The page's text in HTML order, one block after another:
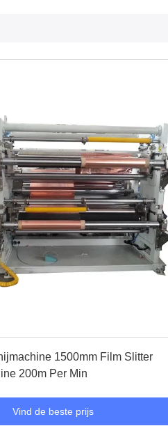
1500mm Film Slitter
200m Per Min
Vind de beste prijs